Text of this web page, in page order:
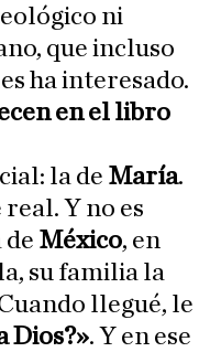
ni
que incluso
ha interesado.
en el libro
la de María.
Y no es
de México, en
su familia la
llegué, le
Dios?». Y en ese